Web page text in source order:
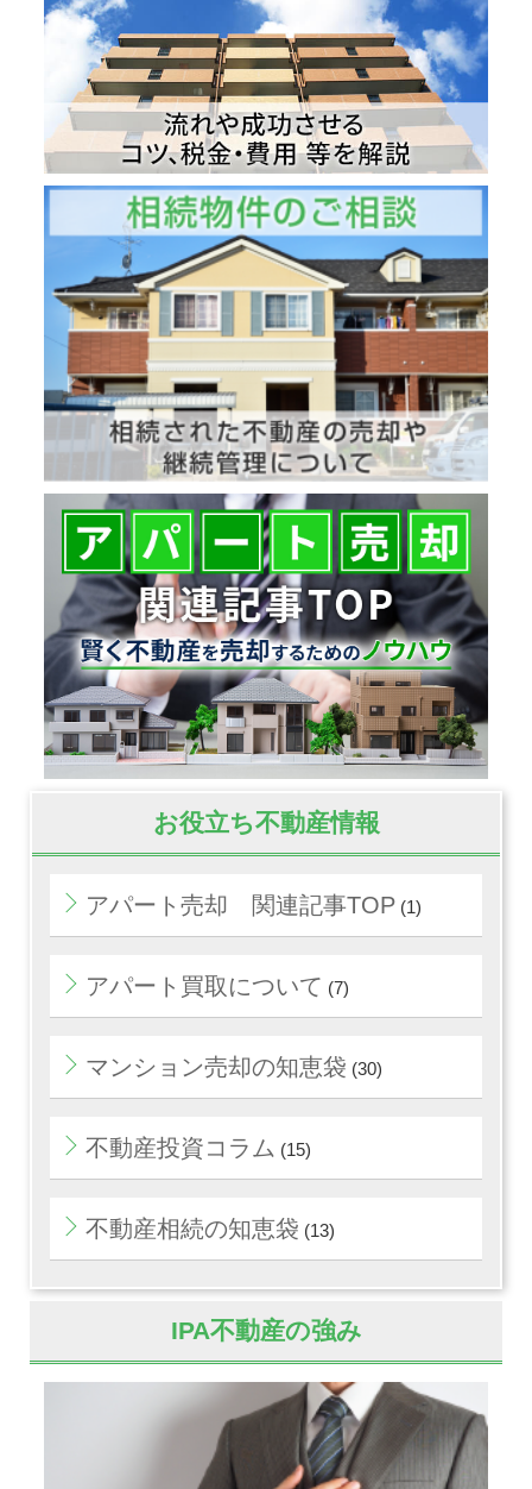
お役立ち不動産情報
アパート売却 関連記事TOP (1)
アパート買取について (7)
マンション売却の知恵袋 (30)
不動産投資コラム (15)
不動産相続の知恵袋 (13)
IPA不動産の強み